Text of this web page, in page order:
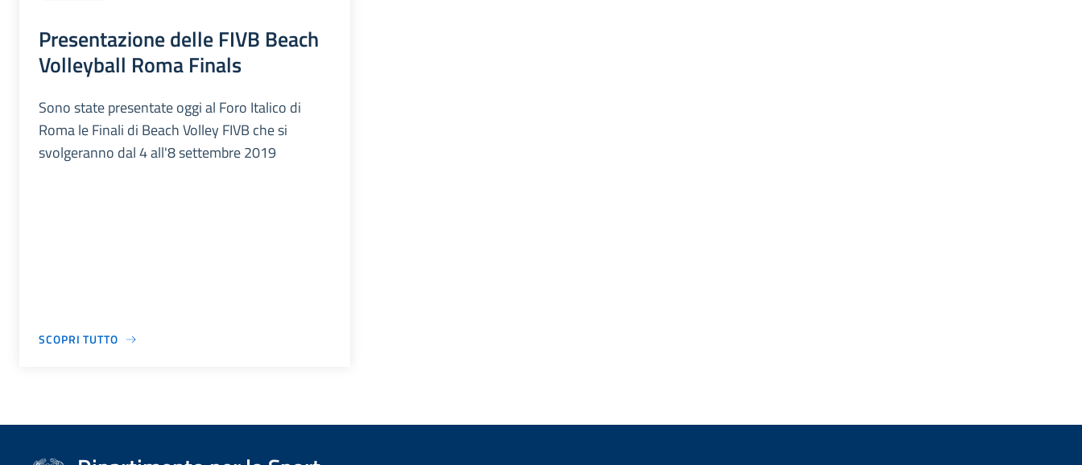
Presentazione delle FIVB Beach
Volleyball Roma Finals
Sono state presentate oggi al Foro Italico di
Roma le Finali di Beach Volley FIVB che si
svolgeranno dal 4 all'8 settembre 2019
SCOPRI TUTTO